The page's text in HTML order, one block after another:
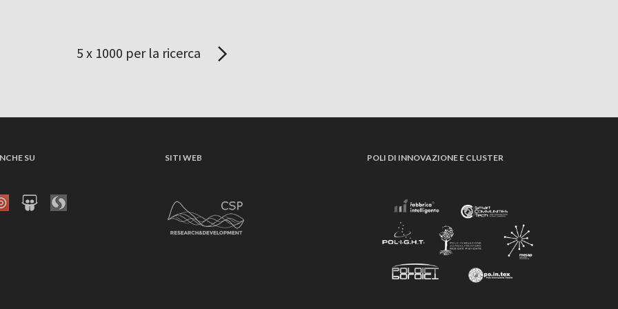
5 x 1000 per la ricerca
SU SITI WEB POLI DI INNOVAZIONE E CLUSTER